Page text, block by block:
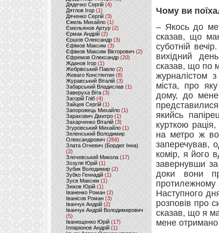
Дядечко Сергій (4)
Дятлов Ігор (1)
Дяченко Сергій (3)
Єжель Михайло (1)
Ємельянов Артур (2)
Єрмак Андрій (2)
Єршов Олександр (3)
Єфімов Максим (3)
Єфімов Максим Вікторович (2)
Єфремов Олександр (20)
Жданов Ігор (1)
Жебрівський Павло (2)
Жеваго Констянтин (8)
Журавський Віталій (3)
Забарський Владислав (1)
Заверуха Віта (3)
Загорій Гліб (4)
Зайцев Сергій(1)
Запорожець Михайло (1)
Зарахович Дмитро (1)
Захарченко Віталій (3)
Згуровський Михайло (1)
Зеленський Володимир
Олександрович (266)
Злата Огневич (Бордюг Інна)
(2)
Злочевський Микола(17)
Зозуля Юрій (1)
Зубик Володимир (2)
Зубко Геннадій (1)
Зуєв Максим(1)
Зюков Юрій (1)
Іваненко Роман (2)
Іванісов Роман (3)
Іванчук Андрій(2)
Іванчук Андрій Володимирович
(5)
Іванющенко Юрій (17)
Ілларіонов Андрій (1)
Чому ви
– Якось до
сказав, що
суботній
вихідний
сказав, що по
журналістом
міста, про
дому, до мене
якийсь
курткою
на метро ж
заперечував,
комір, я його
завернувши
доки вони
протилежному
Наступного
розповів про
сказав, що я
мене